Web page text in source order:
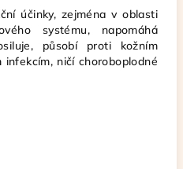
účinky, zejména v oblasti
systému, napomáhá
působí proti kožním
ničí choroboplodné